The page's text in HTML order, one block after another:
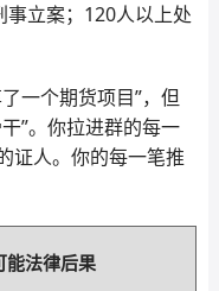
立案；120人以上处
一个期货项目”，但
”。你拉进群的每一
证人。你的每一笔推
能法律后果